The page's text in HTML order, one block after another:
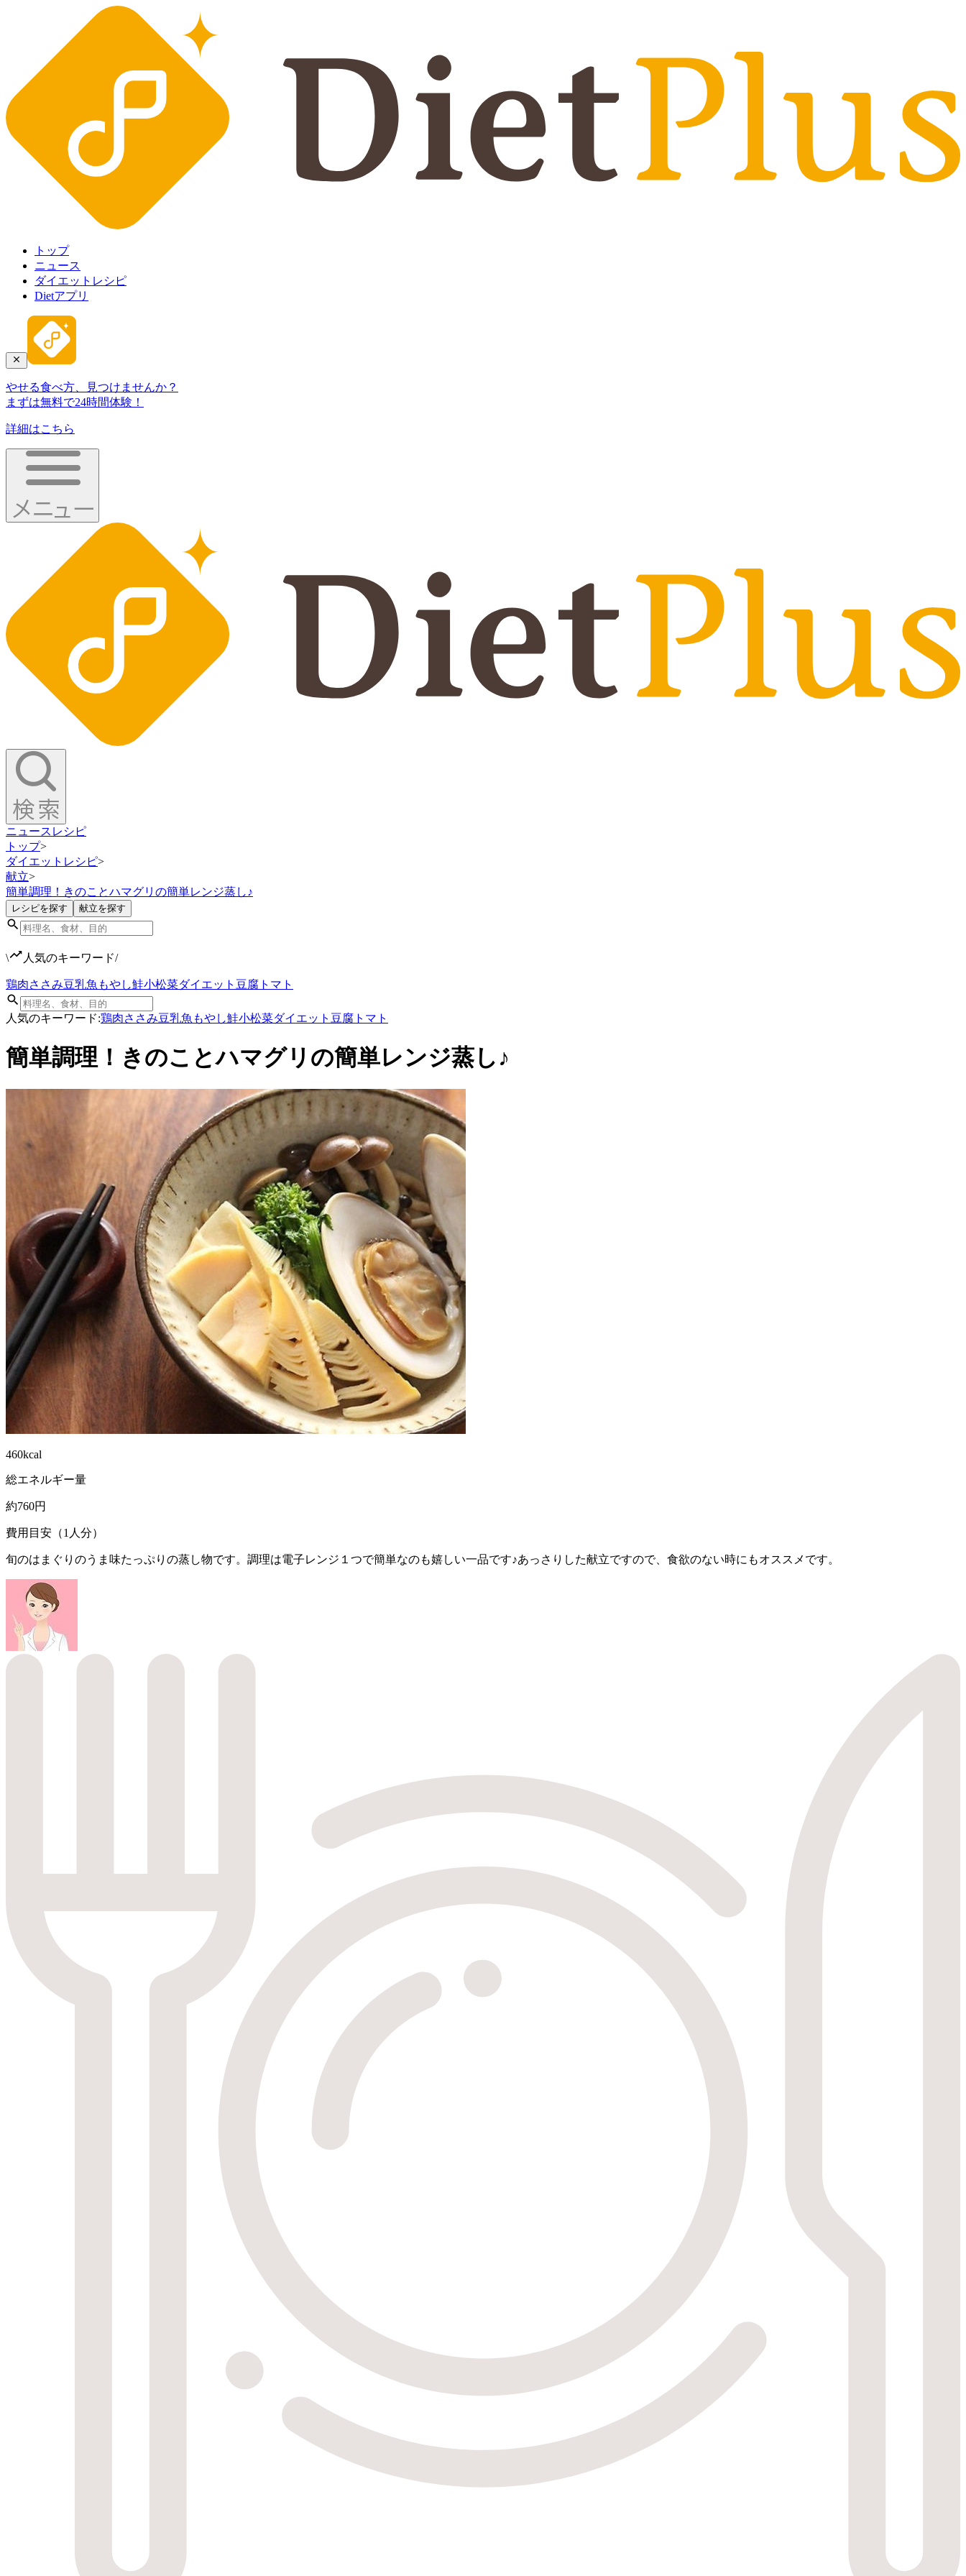
トップ
ニュース
ダイエットレシピ
Dietアプリ
やせる食べ方、見つけませんか？
まずは無料で24時間体験！
詳細はこちら
ニュース レシピ
トップ>
ダイエットレシピ>
献立>
簡単調理！きのことハマグリの簡単レンジ蒸し♪
レシピを探す 献立を探す
\ 人気のキーワード/
鶏肉ささみ豆乳魚 もやし鮭小松菜ダイエット 豆腐 トマト
人気のキーワード:鶏肉ささみ豆乳魚 もやし鮭小松菜ダイエット 豆腐 トマト
簡単調理！きのことハマグリの簡単レンジ蒸し♪
460kcal
総エネルギー量
約760円
費用目安（1人分）
旬のはまぐりのうま味たっぷりの蒸し物です。調理は電子レンジ１つで簡単なのも嬉しい一品です♪あっさりした献立ですので、食欲のない時にもオススメです。